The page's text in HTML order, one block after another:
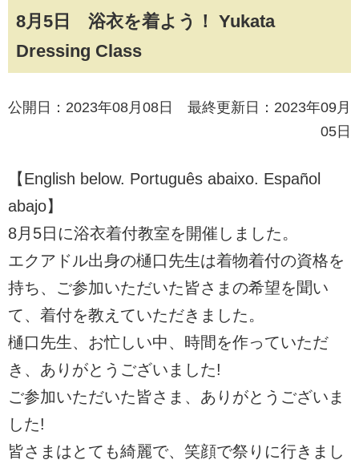
8月5日 浴衣を着よう！ Yukata
Dressing Class
公開日：2023年08月08日 最終更新日：2023年09月
05日
【English below. Português abaixo. Español
abajo】
8月5日に浴衣着付教室を開催しました。
エクアドル出身の樋口先生は着物着付の資格を
持ち、ご参加いただいた皆さまの希望を聞い
て、着付を教えていただきました。
樋口先生、お忙しい中、時間を作っていただ
き、ありがとうございました!
ご参加いただいた皆さま、ありがとうございま
した!
皆さまはとても綺麗で、笑顔で祭りに行きまし